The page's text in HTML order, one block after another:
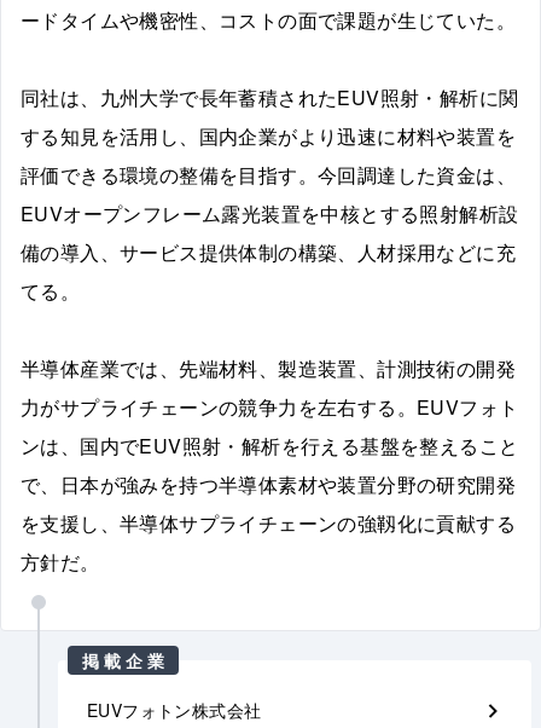
ードタイムや機密性、コストの面で課題が生じていた。
同社は、九州大学で長年蓄積されたEUV照射・解析に関
する知見を活用し、国内企業がより迅速に材料や装置を
評価できる環境の整備を目指す。今回調達した資金は、
EUVオープンフレーム露光装置を中核とする照射解析設
備の導入、サービス提供体制の構築、人材採用などに充
てる。
半導体産業では、先端材料、製造装置、計測技術の開発
力がサプライチェーンの競争力を左右する。EUVフォト
ンは、国内でEUV照射・解析を行える基盤を整えること
で、日本が強みを持つ半導体素材や装置分野の研究開発
を支援し、半導体サプライチェーンの強靱化に貢献する
方針だ。
掲載企業
EUVフォトン株式会社